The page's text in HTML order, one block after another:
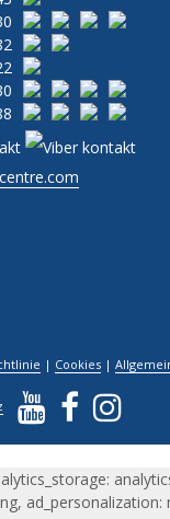
| Cookies |
ad_personalization: